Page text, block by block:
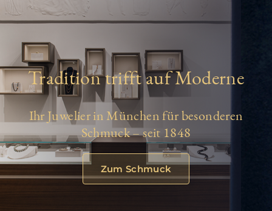
Tradition trifft auf Moderne
Ihr Juwelier in München für besonderen
Schmuck – seit 1848
Zum Schmuck